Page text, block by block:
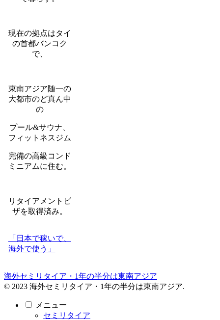
現在の拠点はタイ
の首都バンコク
で、
東南アジア随一の
大都市のど真ん中
の
プール&サウナ、
フィットネスジム
完備の高級コンド
ミニアムに住む。
リタイアメントビ
ザを取得済み。
「日本で稼いで、
海外で使う」
海外セミリタイア・1年の半分は東南アジア
© 2023 海外セミリタイア・1年の半分は東南アジア.
メニュー
セミリタイア